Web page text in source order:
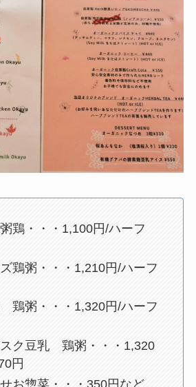
鶏・・・1,100円/ハーフ
鶏粥・・・1,210円/ハーフ
鶏粥・・・1,320円/ハーフ
ク豆乳 鶏粥・・・1,320
円